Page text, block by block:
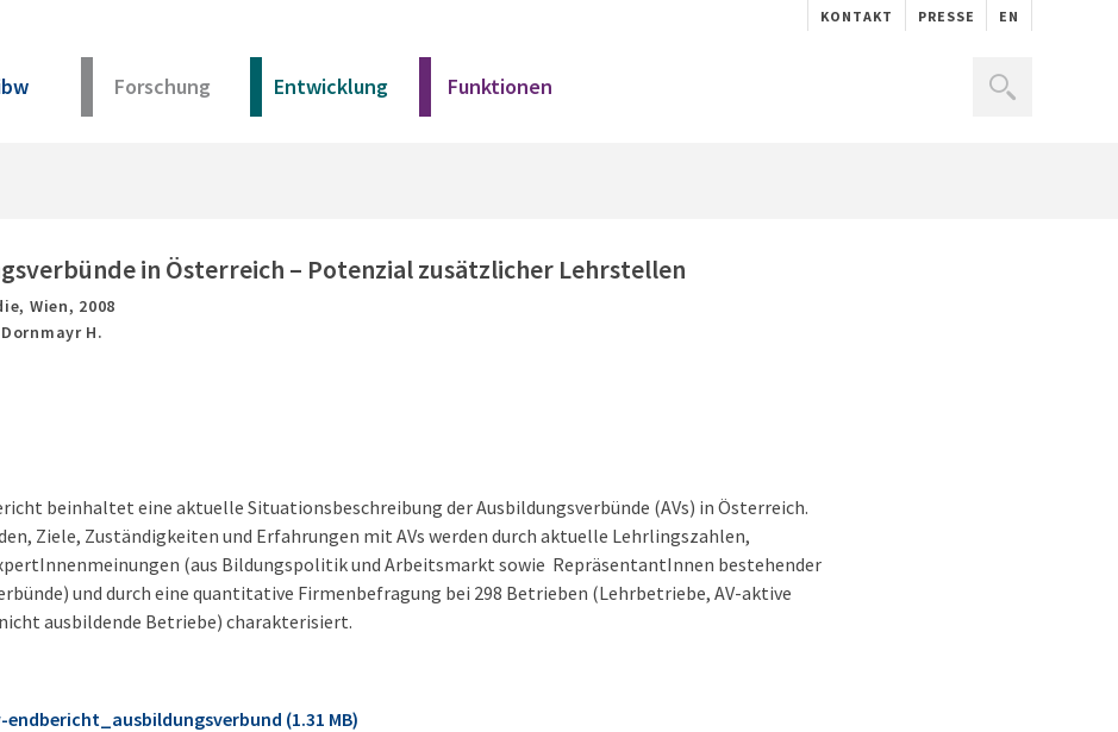
KONTAKT PRESSE EN
Forschung Entwicklung Funktionen
Unser Angebot
Materialien
in Österreich – Potenzial zusätzlicher Lehrstellen
Wien, 2008
H.
beinhaltet eine aktuelle Situationsbeschreibung der Ausbildungsverbünde (AVs) in Österreich.
Ziele, Zuständigkeiten und Erfahrungen mit AVs werden durch aktuelle Lehrlingszahlen,
(aus Bildungspolitik und Arbeitsmarkt sowie RepräsentantInnen bestehender
und durch eine quantitative Firmenbefragung bei 298 Betrieben (Lehrbetriebe, AV-aktive
ausbildende Betriebe) charakterisiert.
(1.31 MB)